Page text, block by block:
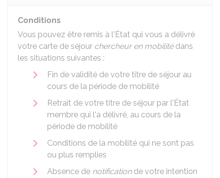
Conditions
Vous pouvez être remis à l'État qui vous a délivré
votre carte de séjour chercheur en mobilitédans
les situations suivantes :
Fin de validité de votre titre de séjour au
cours de la période de mobilité
Retrait de votre titre de séjour par l'État
membre qui l'a délivré, au cours de la
période de mobilité
Conditions de la mobilité qui ne sont pas
ou plus remplies
Absence de notificationde votre intention